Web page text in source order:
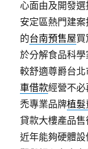
心面由及開發
安定區熱門建
的台南預售屋
於分解食品科學
較舒適尊爵台
車借款經營不
禿專業品牌植髮
貸款大樓產品售
近年能夠硬體